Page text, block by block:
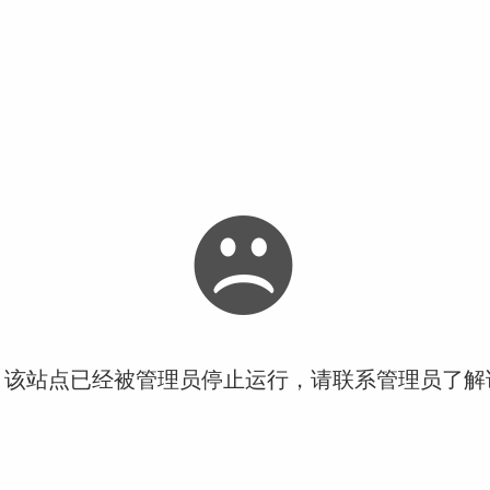
站点已经被管理员停止运行，请联系管理员了